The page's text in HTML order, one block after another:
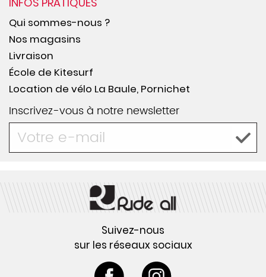
Qui sommes-nous ?
Nos magasins
Livraison
École de Kitesurf
Location de vélo La Baule, Pornichet
Inscrivez-vous à notre newsletter
Suivez-nous
sur les réseaux sociaux